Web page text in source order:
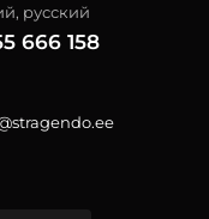
русский
666 158